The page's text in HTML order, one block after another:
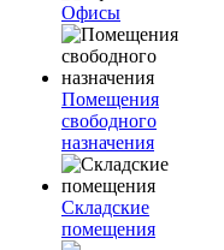
Офисы
Помещения
свободного
назначения
Складские
помещения